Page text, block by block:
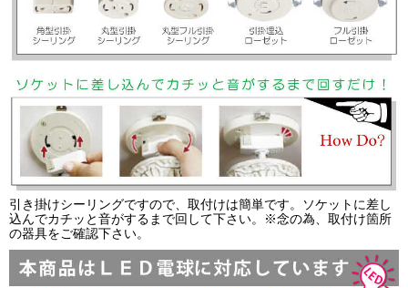
引き掛けシーリングですので、取付けは簡単です。ソケットに差し
込んでカチッと音がするまで回して下さい。※念の為、取付け箇所
の器具をご確認下さい。